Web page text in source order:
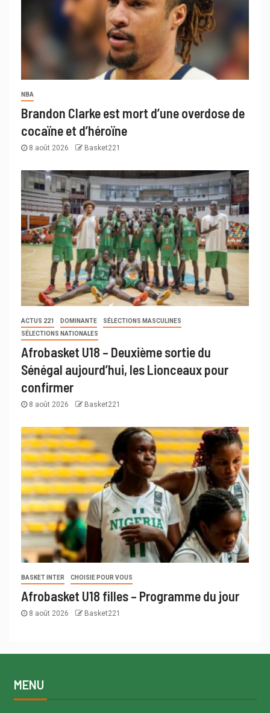
NBA
Brandon Clarke est mort d’une overdose de
cocaïne et d’héroïne
8 août 2026 Basket221
ACTUS 221 DOMINANTE
SÉLECTIONS MASCULINES
SÉLECTIONS NATIONALES
Afrobasket U18 – Deuxième sortie du
Sénégal aujourd’hui, les Lionceaux pour
confirmer
8 août 2026 Basket221
BASKET INTER CHOISIE POUR VOUS
Afrobasket U18 filles – Programme du jour
8 août 2026 Basket221
MENU